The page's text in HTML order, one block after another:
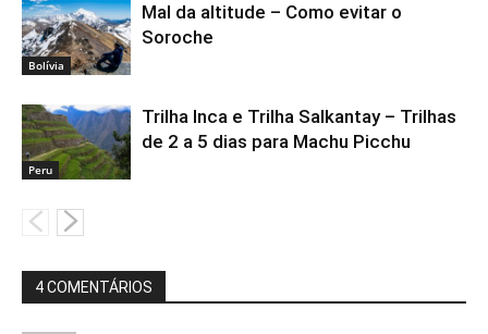
Bolívia
Mal da altitude – Como evitar o
Soroche
Peru
Trilha Inca e Trilha Salkantay – Trilhas
de 2 a 5 dias para Machu Picchu
4 COMENTÁRIOS